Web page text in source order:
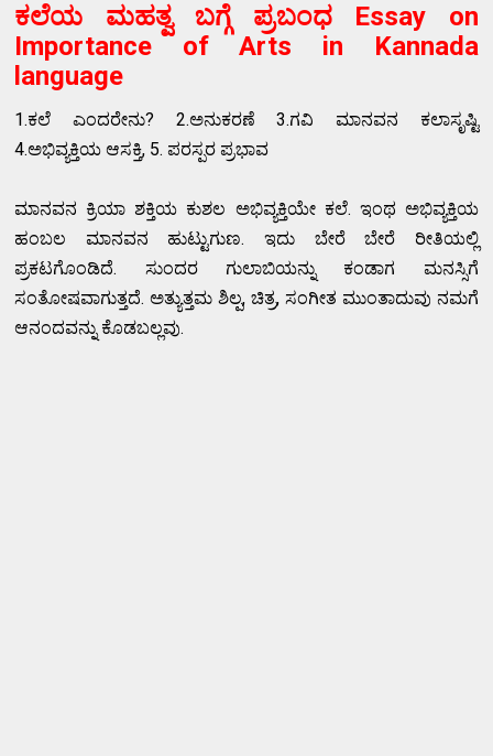
ಕಲೆಯ ಮಹತ್ವ ಬಗ್ಗೆ ಪ್ರಬಂಧ Essay on
Importance of Arts in Kannada
language
1.ಕಲೆ ಎಂದರೇನು? 2.ಅನುಕರಣೆ 3.ಗವಿ ಮಾನವನ ಕಲಾಸೃಷ್ಟಿ
4.ಅಭಿವ್ಯಕ್ತಿಯ ಆಸಕ್ತಿ, 5. ಪರಸ್ಪರ ಪ್ರಭಾವ
ಮಾನವನ ಕ್ರಿಯಾ ಶಕ್ತಿಯ ಕುಶಲ ಅಭಿವ್ಯಕ್ತಿಯೇ ಕಲೆ. ಇಂಥ ಅಭಿವ್ಯಕ್ತಿಯ
ಹಂಬಲ ಮಾನವನ ಹುಟ್ಟುಗುಣ. ಇದು ಬೇರೆ ಬೇರೆ ರೀತಿಯಲ್ಲಿ
ಪ್ರಕಟಗೊಂಡಿದೆ. ಸುಂದರ ಗುಲಾಬಿಯನ್ನು ಕಂಡಾಗ ಮನಸ್ಸಿಗೆ
ಸಂತೋಷವಾಗುತ್ತದೆ. ಅತ್ಯುತ್ತಮ ಶಿಲ್ಪ, ಚಿತ್ರ, ಸಂಗೀತ ಮುಂತಾದುವು ನಮಗೆ
ಆನಂದವನ್ನು ಕೊಡಬಲ್ಲವು.